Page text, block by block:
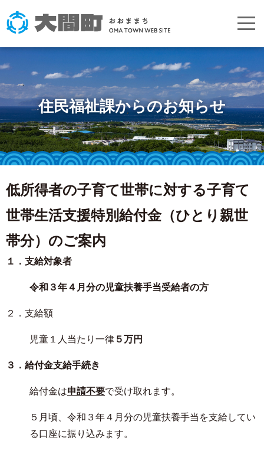
住民福祉課からのお知らせ
低所得者の子育て世帯に対する子育て
世帯生活支援特別給付金（ひとり親世
帯分）のご案内
１．支給対象者
令和３年４月分の児童扶養手当受給者の方
２．支給額
児童１人当たり一律 ５万円
３．給付金支給手続き
給付金は申請不要で受け取れます。
５月頃、令和３年４月分の児童扶養手当を支給してい
る口座に振り込みます。